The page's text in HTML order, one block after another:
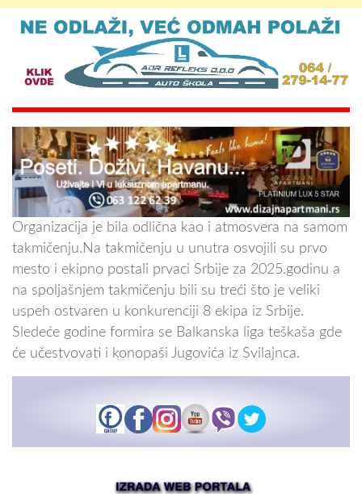
Organizacija je bila odlična kao i atmosvera na samom
takmičenju.Na takmičenju u unutra osvojili su prvo
mesto i ekipno postali prvaci Srbije za 2025.godinu a
na spoljašnjem takmičenju bili su treći što je veliki
uspeh ostvaren u konkurenciji 8 ekipa iz Srbije.
Sledeće godine formira se Balkanska liga teškaša gde
će učestvovati i konopaši Jugovića iz Svilajnca.